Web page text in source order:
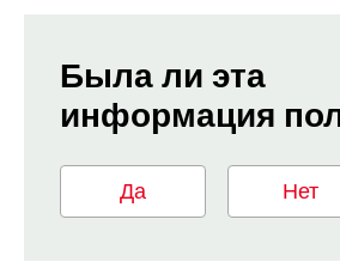
Была ли эта
информация
Да Нет